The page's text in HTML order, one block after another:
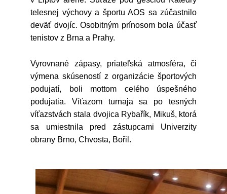
telesnej výchovy a športu AOS sa zúčastnilo
deväť dvojíc. Osobitným prínosom bola účasť
tenistov z Brna a Prahy.
Vyrovnané zápasy, priateľská atmosféra, či
výmena skúseností z organizácie športových
podujatí, boli mottom celého úspešného
podujatia. Víťazom turnaja sa po tesných
víťazstvách stala dvojica Rybařík, Mikuš, ktorá
sa umiestnila pred zástupcami Univerzity
obrany Brno, Chvosta, Bořil.